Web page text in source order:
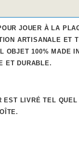
JOUER À LA
ARTISANALE ET
OBJET 100% MADE
ET DURABLE.
EST LIVRÉ TEL QUEL
.